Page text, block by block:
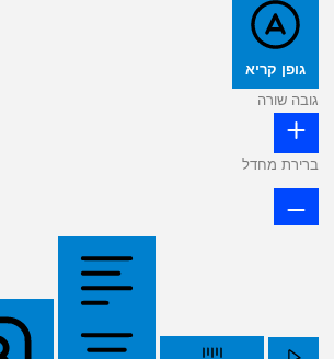
גופן קריא
גובה שורה
ברירת מחדל